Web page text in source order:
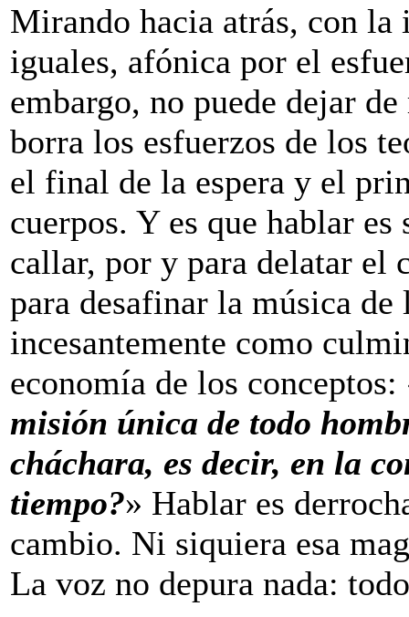
Mirando hacia atrás, con la
iguales, afónica por el
embargo, no puede dejar
borra los esfuerzos de los
el final de la espera y el
cuerpos. Y es que hablar
callar, por y para delatar el
para desafinar la música de
incesantemente como
economía de los conceptos:
misión única de todo
cháchara, es decir, en la
tiempo?» Hablar es
cambio. Ni siquiera esa
La voz no depura nada: